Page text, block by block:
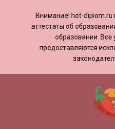
Внимание! ​​​​hot-
аттестаты об
образовании. Все
предоставляются